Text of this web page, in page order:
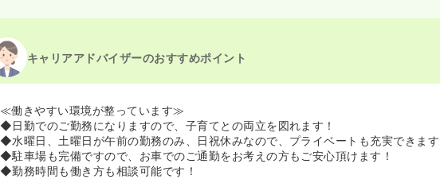
キャリアアドバイザーのおすすめポイント
≪働きやすい環境が整っています≫
◆日勤でのご勤務になりますので、子育てとの両立を図れます！
◆水曜日、土曜日が午前の勤務のみ、日祝休みなので、プライベートも充実できま
◆駐車場も完備ですので、お車でのご通勤をお考えの方もご安心頂けます！
◆勤務時間も働き方も相談可能です！